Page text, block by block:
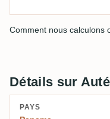
Comment nous calculons
Détails sur
PAYS